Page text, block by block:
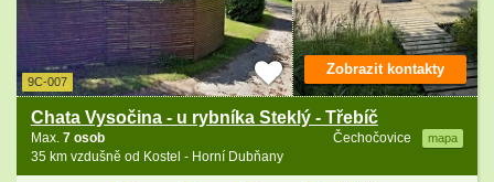
9C-007
Chata Vysočina - u rybníka Steklý - Třebíč
Čechočovice mapa
Max. 7 osob
35 km vzdušně od Kostel - Horní Dubňany
Zobrazit kontakty